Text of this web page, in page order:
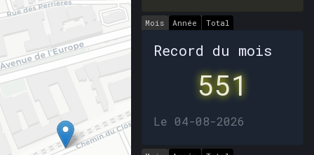
Mois Année Total
Record du mois
551
Le 04-08-2026